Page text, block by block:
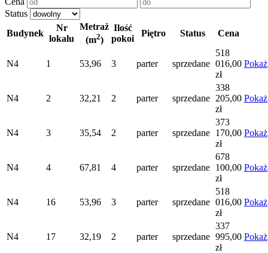
Status
Budynek
Nr
lokalu
Metraż
(m2)
Ilość
pokoi
Piętro Status Cena
N4 1 53,96 3 parter sprzedane
518
016,00
zł
Pokaż
N4 2 32,21 2 parter sprzedane
338
205,00
zł
Pokaż
N4 3 35,54 2 parter sprzedane
373
170,00
zł
Pokaż
N4 4 67,81 4 parter sprzedane
678
100,00
zł
Pokaż
N4 16 53,96 3 parter sprzedane
518
016,00
zł
Pokaż
N4 17 32,19 2 parter sprzedane
337
995,00
zł
Pokaż